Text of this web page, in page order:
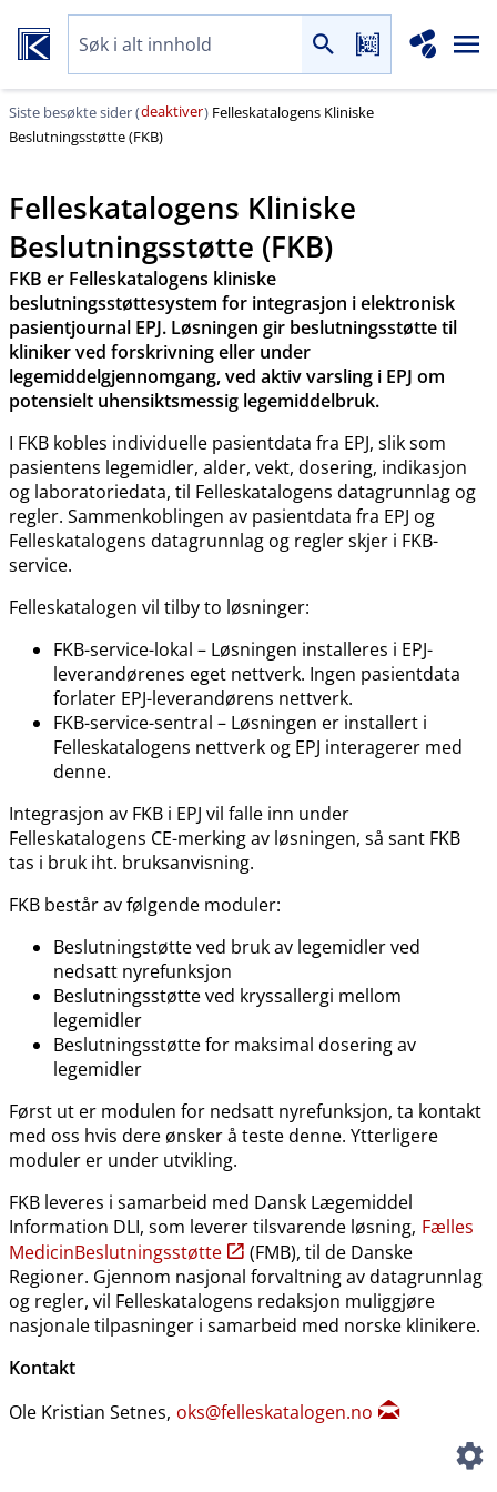
Siste besøkte sider (deaktiver) Felleskatalogens Kliniske
Beslutningsstøtte (FKB)
Felleskatalogens Kliniske
Beslutningsstøtte (FKB)
FKB er Felleskatalogens kliniske
beslutningsstøttesystem for integrasjon i elektronisk
pasientjournal EPJ. Løsningen gir beslutningsstøtte til
kliniker ved forskrivning eller under
legemiddelgjennomgang, ved aktiv varsling i EPJ om
potensielt uhensiktsmessig legemiddelbruk.
I FKB kobles individuelle pasientdata fra EPJ, slik som
pasientens legemidler, alder, vekt, dosering, indikasjon
og laboratoriedata, til Felleskatalogens datagrunnlag og
regler. Sammenkoblingen av pasientdata fra EPJ og
Felleskatalogens datagrunnlag og regler skjer i FKB-
service.
Felleskatalogen vil tilby to løsninger:
FKB-service-lokal – Løsningen installeres i EPJ-
leverandørenes eget nettverk. Ingen pasientdata
forlater EPJ-leverandørens nettverk.
FKB-service-sentral – Løsningen er installert i
Felleskatalogens nettverk og EPJ interagerer med
denne.
Integrasjon av FKB i EPJ vil falle inn under
Felleskatalogens CE-merking av løsningen, så sant FKB
tas i bruk iht. bruksanvisning.
FKB består av følgende moduler:
Beslutningstøtte ved bruk av legemidler ved
nedsatt nyrefunksjon
Beslutningsstøtte ved kryssallergi mellom
legemidler
Beslutningsstøtte for maksimal dosering av
legemidler
Først ut er modulen for nedsatt nyrefunksjon, ta kontakt
med oss hvis dere ønsker å teste denne. Ytterligere
moduler er under utvikling.
FKB leveres i samarbeid med Dansk Lægemiddel
Information DLI, som leverer tilsvarende løsning, Fælles
MedicinBeslutningsstøtte
(FMB), til de Danske
Regioner. Gjennom nasjonal forvaltning av datagrunnlag
og regler, vil Felleskatalogens redaksjon muliggjøre
nasjonale tilpasninger i samarbeid med norske klinikere.
Kontakt
Ole Kristian Setnes, oks@felleskatalogen.no